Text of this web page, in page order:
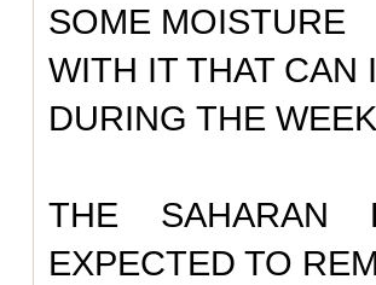
SOME MOISTURE
WITH IT THAT CAN
DURING THE
THE SAHARAN
EXPECTED TO